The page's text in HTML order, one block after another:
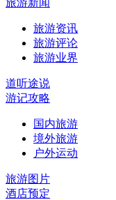
旅游资讯
旅游评论
旅游业界
道听途说
游记攻略
国内旅游
境外旅游
户外运动
旅游图片
酒店预定